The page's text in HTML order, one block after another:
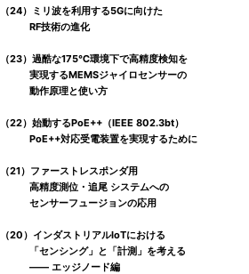
（24）ミリ波を利用する5Gに向けた
RF技術の進化
（23）過酷な175℃環境下で高精度検知を
実現するMEMSジャイロセンサーの
動作原理と使い方
（22）始動するPoE++（IEEE 802.3bt）
PoE++対応受電装置を実現するために
（21）ファーストレスポンダ用
高精度測位・追尾 システムへの
センサーフュージョンの応用
（20）インダストリアルIoTにおける
「センシング」と「計測」を考える
―― エッジノード編